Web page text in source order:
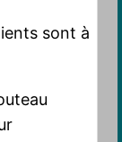
sont à